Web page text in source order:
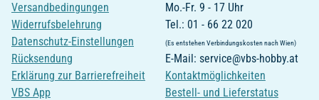
Versandbedingungen
Widerrufsbelehrung
Datenschutz-Einstellungen
Rücksendung
Erklärung zur Barrierefreiheit
VBS App
Mo.-Fr. 9 - 17 Uhr
Tel.: 01 - 66 22 020
(Es entstehen Verbindungskosten nach Wien)
E-Mail: service@vbs-hobby.at
Kontaktmöglichkeiten
Bestell- und Lieferstatus